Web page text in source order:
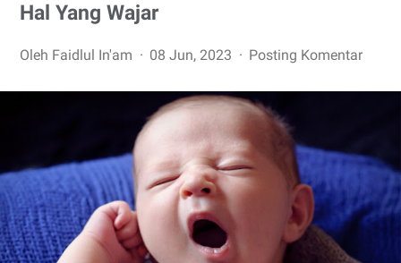
Hal Yang Wajar
Oleh Faidlul In'am 08 Jun, 2023 Posting Komentar